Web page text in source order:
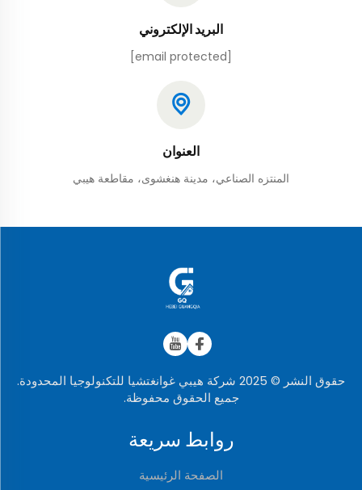
البريد الإلكتروني
العنوان
المنتزه الصناعي، مدينة هنغشوى، مقاطعة هيبي
حقوق النشر © 2025 شركة هيبي غوانغتشيا للتكنولوجيا المحدودة.
جميع الحقوق محفوظة.
روابط سريعة
الصفحة الرئيسية